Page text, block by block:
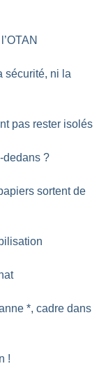
sécurité, ni la
pas rester isolés
dedans ?
sortent de
*, cadre dans
!